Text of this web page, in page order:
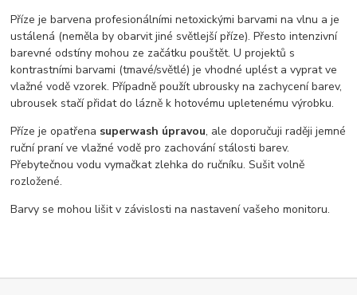
Příze je barvena profesionálními netoxickými barvami na vlnu a je
ustálená (neměla by obarvit jiné světlejší příze). Přesto intenzivní
barevné odstíny mohou ze začátku pouštět. U projektů s
kontrastními barvami (tmavé/světlé) je vhodné uplést a vyprat ve
vlažné vodě vzorek. Případně použít ubrousky na zachycení barev,
ubrousek stačí přidat do lázně k hotovému upletenému výrobku.
Příze je opatřena superwash úpravou, ale doporučuji raději jemné
ruční praní ve vlažné vodě pro zachování stálosti barev.
Přebytečnou vodu vymačkat zlehka do ručníku. Sušit volně
rozložené.
Barvy se mohou lišit v závislosti na nastavení vašeho monitoru.